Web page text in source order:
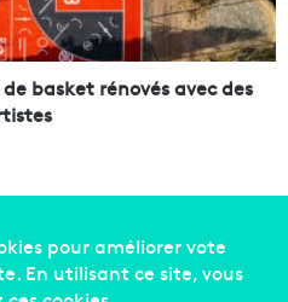
basket rénovés avec des
in Marseille. Tous droits